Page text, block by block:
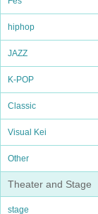
hiphop
JAZZ
K-POP
Classic
Visual Kei
Other
Theater and Stage
stage